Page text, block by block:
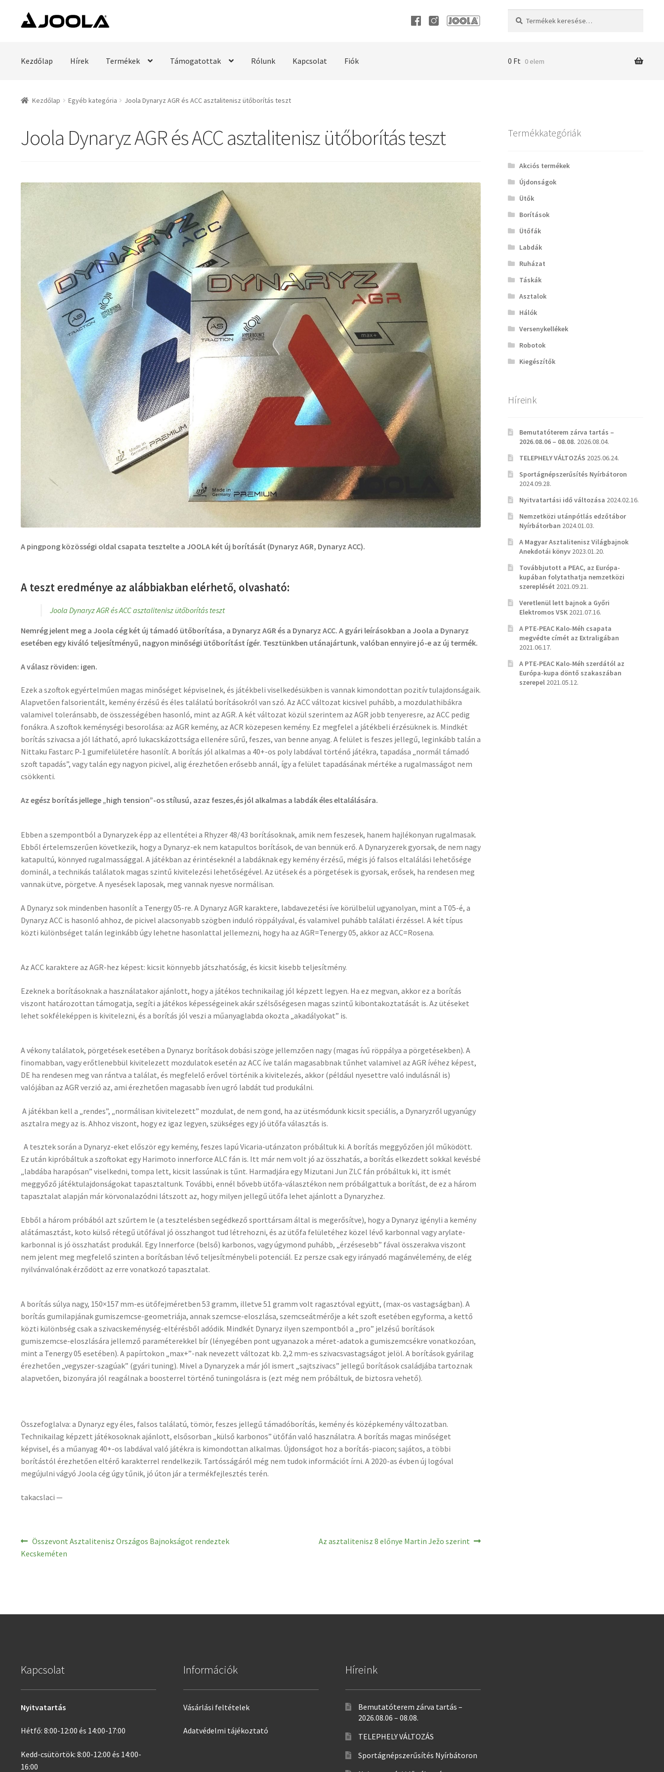
Ugrás
a
Kilépés
a
Kezdőlap Hírek Termékek Támogatottak Rólunk Kapcsolat Fiók 0 Ft 0 elem
Kezdőlap Egyéb kategória Joola Dynaryz AGR és ACC asztalitenisz ütőborítás teszt
Joola Dynaryz AGR és ACC asztalitenisz ütőborítás teszt
A pingpong közösségi oldal csapata tesztelte a JOOLA két új borítását (Dynaryz AGR, Dynaryz ACC).
A teszt eredménye az alábbiakban elérhető, olvasható:
Joola Dynaryz AGR és ACC asztalitenisz ütőborítás teszt
Nemrég jelent meg a Joola cég két új támadó ütőborítása, a Dynaryz AGR és a Dynaryz ACC. A gyári leírásokban a Joola a Dynaryz
esetében egy kiváló teljesítményű, nagyon minőségi ütőborítást ígér. Tesztünkben utánajártunk, valóban ennyire jó-e az új termék.
A válasz röviden: igen.
Ezek a szoftok egyértelműen magas minőséget képviselnek, és játékbeli viselkedésükben is vannak kimondottan pozitív tulajdonságaik.
Alapvetően falsorientált, kemény érzésű és éles találatú borításokról van szó. Az ACC változat kicsivel puhább, a mozdulathibákra
valamivel toleránsabb, de összességében hasonló, mint az AGR. A két változat közül szerintem az AGR jobb tenyeresre, az ACC pedig
fonákra. A szoftok keménységi besorolása: az AGR kemény, az ACR közepesen kemény. Ez megfelel a játékbeli érzésüknek is. Mindkét
borítás szivacsa a jól látható, apró lukacskázottsága ellenére sűrű, feszes, van benne anyag. A felület is feszes jellegű, leginkább talán a
Nittaku Fastarc P-1 gumifelületére hasonlít. A borítás jól alkalmas a 40+-os poly labdával történő játékra, tapadása „normál támadó
szoft tapadás”, vagy talán egy nagyon picivel, alig érezhetően erősebb annál, így a felület tapadásának mértéke a rugalmasságot nem
csökkenti.
Az egész borítás jellege „high tension”-os stílusú, azaz feszes,és jól alkalmas a labdák éles eltalálására.
Ebben a szempontból a Dynaryzek épp az ellentétei a Rhyzer 48/43 borításoknak, amik nem feszesek, hanem hajlékonyan rugalmasak.
Ebből értelemszerűen következik, hogy a Dynaryz-ek nem katapultos borítások, de van bennük erő. A Dynaryzerek gyorsak, de nem nagy
katapultú, könnyed rugalmassággal. A játékban az érintéseknél a labdáknak egy kemény érzésű, mégis jó falsos eltalálási lehetősége
dominál, a technikás találatok magas szintű kivitelezési lehetőségével. Az ütések és a pörgetések is gyorsak, erősek, ha rendesen meg
vannak ütve, pörgetve. A nyesések laposak, meg vannak nyesve normálisan.
A Dynaryz sok mindenben hasonlít a Tenergy 05-re. A Dynaryz AGR karaktere, labdavezetési íve körülbelül ugyanolyan, mint a T05-é, a
Dynaryz ACC is hasonló ahhoz, de picivel alacsonyabb szögben induló röppályával, és valamivel puhább találati érzéssel. A két típus
közti különbséget talán leginkább úgy lehetne hasonlattal jellemezni, hogy ha az AGR=Tenergy 05, akkor az ACC=Rosena.
Az ACC karaktere az AGR-hez képest: kicsit könnyebb játszhatóság, és kicsit kisebb teljesítmény.
Ezeknek a borításoknak a használatakor ajánlott, hogy a játékos technikailag jól képzett legyen. Ha ez megvan, akkor ez a borítás
viszont határozottan támogatja, segíti a játékos képességeinek akár szélsőségesen magas szintű kibontakoztatását is. Az ütéseket
lehet sokféleképpen is kivitelezni, és a borítás jól veszi a műanyaglabda okozta „akadályokat” is.
A vékony találatok, pörgetések esetében a Dynaryz borítások dobási szöge jellemzően nagy (magas ívű röppálya a pörgetésekben). A
finomabban, vagy erőtlenebbül kivitelezett mozdulatok esetén az ACC íve talán magasabbnak tűnhet valamivel az AGR ívéhez képest,
DE ha rendesen meg van rántva a találat, és megfelelő erővel történik a kivitelezés, akkor (például nyesettre való indulásnál is)
valójában az AGR verzió az, ami érezhetően magasabb íven ugró labdát tud produkálni.
A játékban kell a „rendes”, „normálisan kivitelezett” mozdulat, de nem gond, ha az ütésmódunk kicsit speciális, a Dynaryzről ugyanúgy
asztalra megy az is. Ahhoz viszont, hogy ez igaz legyen, szükséges egy jó ütőfa választás is.
A tesztek során a Dynaryz-eket először egy kemény, feszes lapú Vicaria-utánzaton próbáltuk ki. A borítás meggyőzően jól működött.
Ez után kipróbáltuk a szoftokat egy Harimoto innerforce ALC fán is. Itt már nem volt jó az összhatás, a borítás elkezdett sokkal kevésbé
„labdába harapósan” viselkedni, tompa lett, kicsit lassúnak is tűnt. Harmadjára egy Mizutani Jun ZLC fán próbáltuk ki, itt ismét
meggyőző játéktulajdonságokat tapasztaltunk. További, ennél bővebb ütőfa-választékon nem próbálgattuk a borítást, de ez a három
tapasztalat alapján már körvonalazódni látszott az, hogy milyen jellegű ütőfa lehet ajánlott a Dynaryzhez.
Ebből a három próbából azt szűrtem le (a tesztelésben segédkező sporttársam által is megerősítve), hogy a Dynaryz igényli a kemény
alátámasztást, koto külső rétegű ütőfával jó összhangot tud létrehozni, és az ütőfa felületéhez közel lévő karbonnal vagy arylate-
karbonnal is jó összhatást produkál. Egy Innerforce (belső) karbonos, vagy úgymond puhább, „érzésesebb” fával összerakva viszont
nem jelent meg megfelelő szinten a borításban lévő teljesítménybeli potenciál. Ez persze csak egy irányadó magánvélemény, de elég
nyilvánvalónak érződött az erre vonatkozó tapasztalat.
A borítás súlya nagy, 150×157 mm-es ütőfejméretben 53 gramm, illetve 51 gramm volt ragasztóval együtt, (max-os vastagságban). A
borítás gumilapjának gumiszemcse-geometriája, annak szemcse-eloszlása, szemcseátmérője a két szoft esetében egyforma, a kettő
közti különbség csak a szivacskeménység-eltérésből adódik. Mindkét Dynaryz ilyen szempontból a „pro” jelzésű borítások
gumiszemcse-eloszlására jellemző paraméterekkel bír (lényegében pont ugyanazok a méret-adatok a gumiszemcsékre vonatkozóan,
mint a Tenergy 05 esetében). A papírtokon „max+”-nak nevezett változat kb. 2,2 mm-es szivacsvastagságot jelöl. A borítások gyárilag
érezhetően „vegyszer-szagúak” (gyári tuning). Mivel a Dynaryzek a már jól ismert „sajtszivacs” jellegű borítások családjába tartoznak
alapvetően, bizonyára jól reagálnak a boosterrel történő tuningolásra is (ezt még nem próbáltuk, de biztosra vehető).
Összefoglalva: a Dynaryz egy éles, falsos találatú, tömör, feszes jellegű támadóborítás, kemény és középkemény változatban.
Technikailag képzett játékosoknak ajánlott, elsősorban „külső karbonos” ütőfán való használatra. A borítás magas minőséget
képvisel, és a műanyag 40+-os labdával való játékra is kimondottan alkalmas. Újdonságot hoz a borítás-piacon; sajátos, a többi
borítástól érezhetően eltérő karakterrel rendelkezik. Tartósságáról még nem tudok információt írni. A 2020-as évben új logóval
megújulni vágyó Joola cég úgy tűnik, jó úton jár a termékfejlesztés terén.
takacslaci —
Bejegyzés
navigáció
Previous
post:
Összevont Asztalitenisz Országos Bajnokságot rendeztek
Kecskeméten
Next
Az asztalitenisz 8 előnye Martin Ježo szerint
Termékkategóriák
Akciós termékek
Újdonságok
Ütők
Borítások
Ütőfák
Labdák
Ruházat
Táskák
Asztalok
Hálók
Versenykellékek
Robotok
Kiegészítők
Híreink
Bemutatóterem zárva tartás –
2026.08.06 – 08.08. 2026.08.04.
TELEPHELY VÁLTOZÁS 2025.06.24.
Sportágnépszerűsítés Nyírbátoron
2024.09.28.
Nyitvatartási idő változása 2024.02.16.
Nemzetközi utánpótlás edzőtábor
Nyírbátorban 2024.01.03.
A Magyar Asztalitenisz Világbajnok
Anekdotái könyv 2023.01.20.
Továbbjutott a PEAC, az Európa-
kupában folytathatja nemzetközi
szereplését 2021.09.21.
Veretlenül lett bajnok a Győri
Elektromos VSK 2021.07.16.
A PTE-PEAC Kalo-Méh csapata
megvédte címét az Extraligában
2021.06.17.
A PTE-PEAC Kalo-Méh szerdától az
Európa-kupa döntő szakaszában
szerepel 2021.05.12.
Kapcsolat
Nyitvatartás
Hétfő: 8:00-12:00 és 14:00-17:00
Kedd-csütörtök: 8:00-12:00 és 14:00-
16:00
Információk
Vásárlási feltételek
Adatvédelmi tájékoztató
Híreink
Bemutatóterem zárva tartás –
2026.08.06 – 08.08.
TELEPHELY VÁLTOZÁS
Sportágnépszerűsítés Nyírbátoron